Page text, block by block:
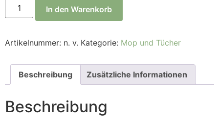
In den Warenkorb
Artikelnummer: n. v. Kategorie: Mop und Tücher
Beschreibung Zusätzliche Informationen
Beschreibung